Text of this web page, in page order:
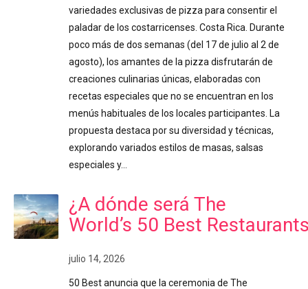
variedades exclusivas de pizza para consentir el
paladar de los costarricenses. Costa Rica. Durante
poco más de dos semanas (del 17 de julio al 2 de
agosto), los amantes de la pizza disfrutarán de
creaciones culinarias únicas, elaboradas con
recetas especiales que no se encuentran en los
menús habituales de los locales participantes. La
propuesta destaca por su diversidad y técnicas,
explorando variados estilos de masas, salsas
especiales y…
¿A dónde será The
World’s 50 Best
julio 14, 2026
50 Best anuncia que la ceremonia de The